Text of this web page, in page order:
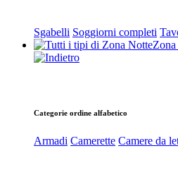
Sgabelli Soggiorni completi
Categorie ordine alfabetico
Armadi Camerette Camere da